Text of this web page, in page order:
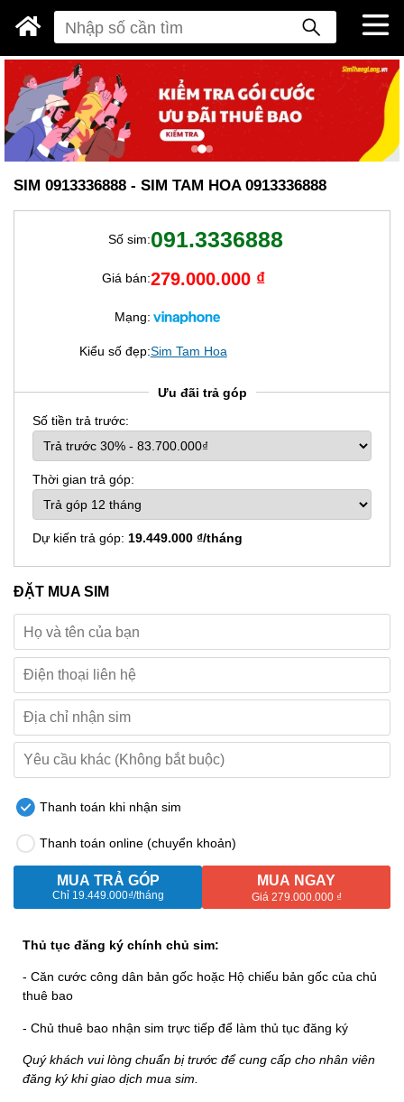
SIM 0913336888 - SIM TAM HOA 0913336888
Số sim:091.3336888
Giá bán:279.000.000 ₫
Mạng:
Kiểu số đẹp:Sim Tam Hoa
Ưu đãi trả góp
Số tiền trả trước:
Thời gian trả góp:
Dự kiến trả góp: 19.449.000 ₫/tháng
ĐẶT MUA SIM
Thanh toán khi nhận sim
Thanh toán online (chuyển khoản)
MUA TRẢ GÓP
Chỉ 19.449.000₫/tháng
MUA NGAY
Giá 279.000.000 ₫
Thủ tục đăng ký chính chủ sim:
- Căn cước công dân bản gốc hoặc Hộ chiếu bản gốc của chủ
thuê bao
- Chủ thuê bao nhận sim trực tiếp để làm thủ tục đăng ký
Quý khách vui lòng chuẩn bị trước để cung cấp cho nhân viên
đăng ký khi giao dịch mua sim.